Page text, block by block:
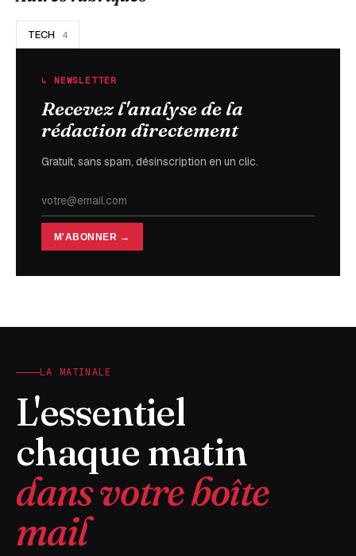
TECH 4
↳ NEWSLETTER
Recevez l'analyse de la
rédaction directement
Gratuit, sans spam, désinscription en un clic.
M'ABONNER →
LA MATINALE
L'essentiel
chaque matin
dans votre boîte
mail